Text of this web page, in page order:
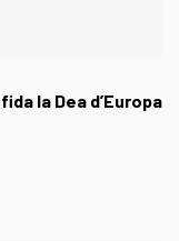
la Dea d’Europa